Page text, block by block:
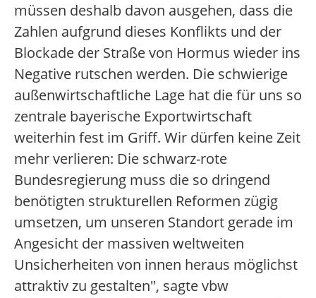
müssen deshalb davon ausgehen, dass die
Zahlen aufgrund dieses Konflikts und der
Blockade der Straße von Hormus wieder ins
Negative rutschen werden. Die schwierige
außenwirtschaftliche Lage hat die für uns so
zentrale bayerische Exportwirtschaft
weiterhin fest im Griff. Wir dürfen keine Zeit
mehr verlieren: Die schwarz-rote
Bundesregierung muss die so dringend
benötigten strukturellen Reformen zügig
umsetzen, um unseren Standort gerade im
Angesicht der massiven weltweiten
Unsicherheiten von innen heraus möglichst
attraktiv zu gestalten", sagte vbw